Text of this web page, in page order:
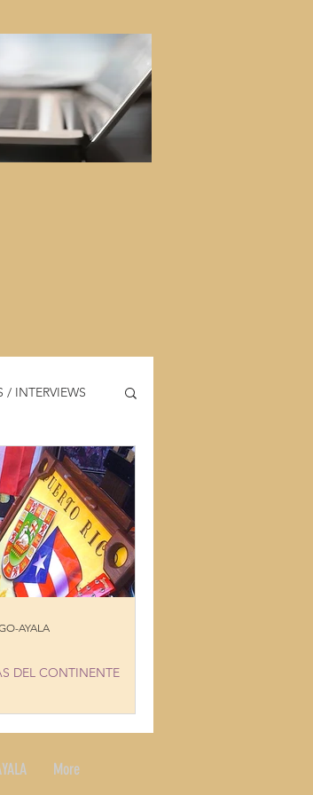
/ INTERVIEWS
DEL CONTINENTE
AYALA
More